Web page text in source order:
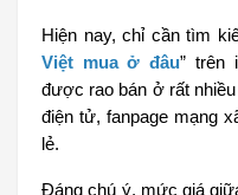
Hiện nay, chỉ cần tìm
Việt mua ở đâu” trên
được rao bán ở rất
điện tử, fanpage mạng
lẻ.
Đáng chú ý, mức giá